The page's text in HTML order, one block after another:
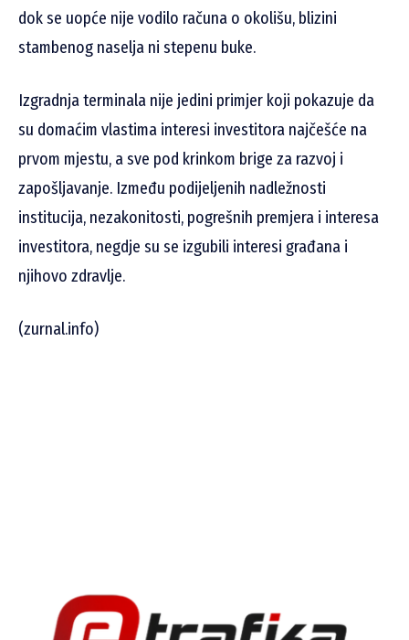
dok se uopće nije vodilo računa o okolišu, blizini
stambenog naselja ni stepenu buke.
Izgradnja terminala nije jedini primjer koji pokazuje da
su domaćim vlastima interesi investitora najčešće na
prvom mjestu, a sve pod krinkom brige za razvoj i
zapošljavanje. Između podijeljenih nadležnosti
institucija, nezakonitosti, pogrešnih premjera i interesa
investitora, negdje su se izgubili interesi građana i
njihovo zdravlje.
(zurnal.info)